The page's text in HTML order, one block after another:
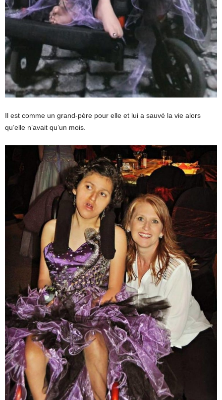
Il est comme un grand-père pour elle et lui a sauvé la vie alors
qu’elle n’avait qu’un mois.